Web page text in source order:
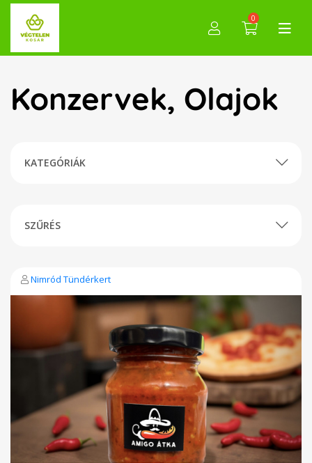
0
Konzervek, Olajok
KATEGÓRIÁK
SZŰRÉS
Nimród Tündérkert